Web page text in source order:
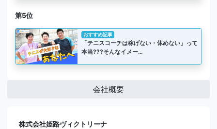
第5位
おすすめ記事
「テニスコーチは稼げない・休めない」って
本当???そんなイメー…
会社概要
株式会社姫路ヴィクトリーナ